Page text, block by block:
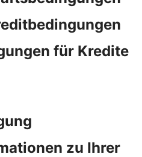
für Kredite
zu Ihrer